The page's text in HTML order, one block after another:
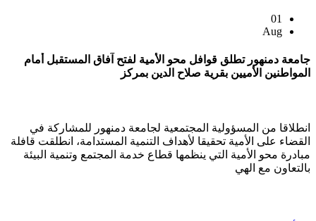
01
Aug
جامعة دمنهور تطلق قوافل محو الأمية لفتح آفاق المستقبل أمام
المواطنين الأميين بقرية صلاح الدين بمركز
انطلاقا من المسؤولية المجتمعية لجامعة دمنهور للمشاركة في
القضاء على الأمية تحقيقا لأهداف التنمية المستدامة، انطلقت قافلة
مبادرة محو الأمية التي ينظمها قطاع خدمة المجتمع وتنمية البيئة
بالتعاون مع الهي